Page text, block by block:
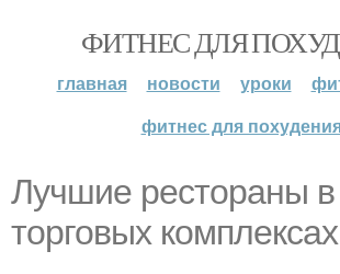
ФИТНЕС ДЛЯ
главная новости уроки
фитнес для
Лучшие рестораны в
торговых